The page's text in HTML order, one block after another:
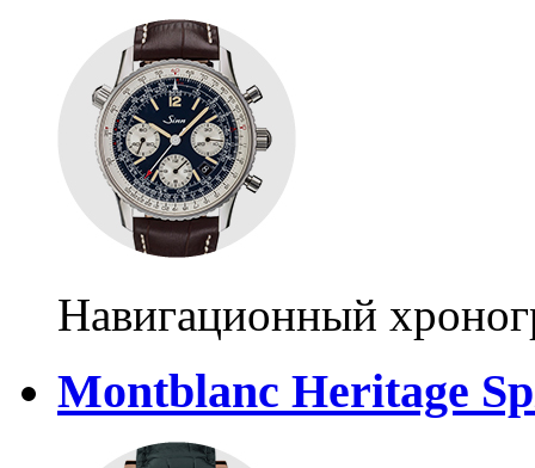
Навигационный
Montblanc Heritage